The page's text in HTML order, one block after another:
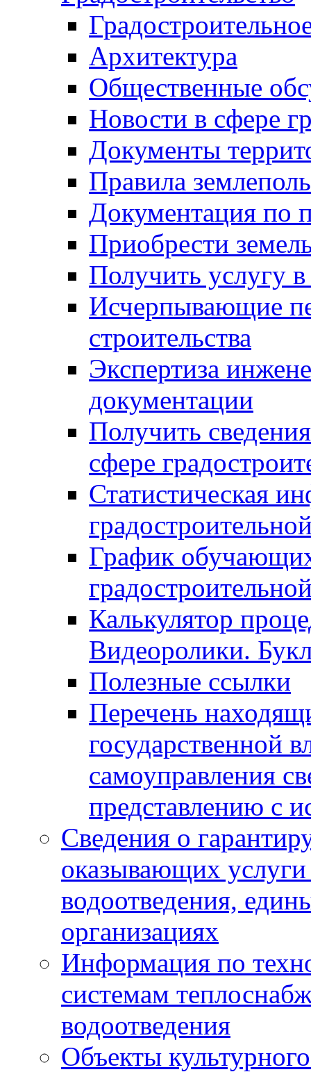
Архитектура
Общественные
Новости в сфере
Документы
Правила
Документация по
Приобрести
Получить услугу в
Исчерпывающие
строительства
Экспертиза
документации
Получить
сфере
Статистическая
График
Калькулятор
Видеоролики.
Полезные ссылки
Перечень
государственной
самоуправления
представлению с
Сведения о
оказывающих
водоотведения,
организациях
Информация по
системам
водоотведения
Объекты